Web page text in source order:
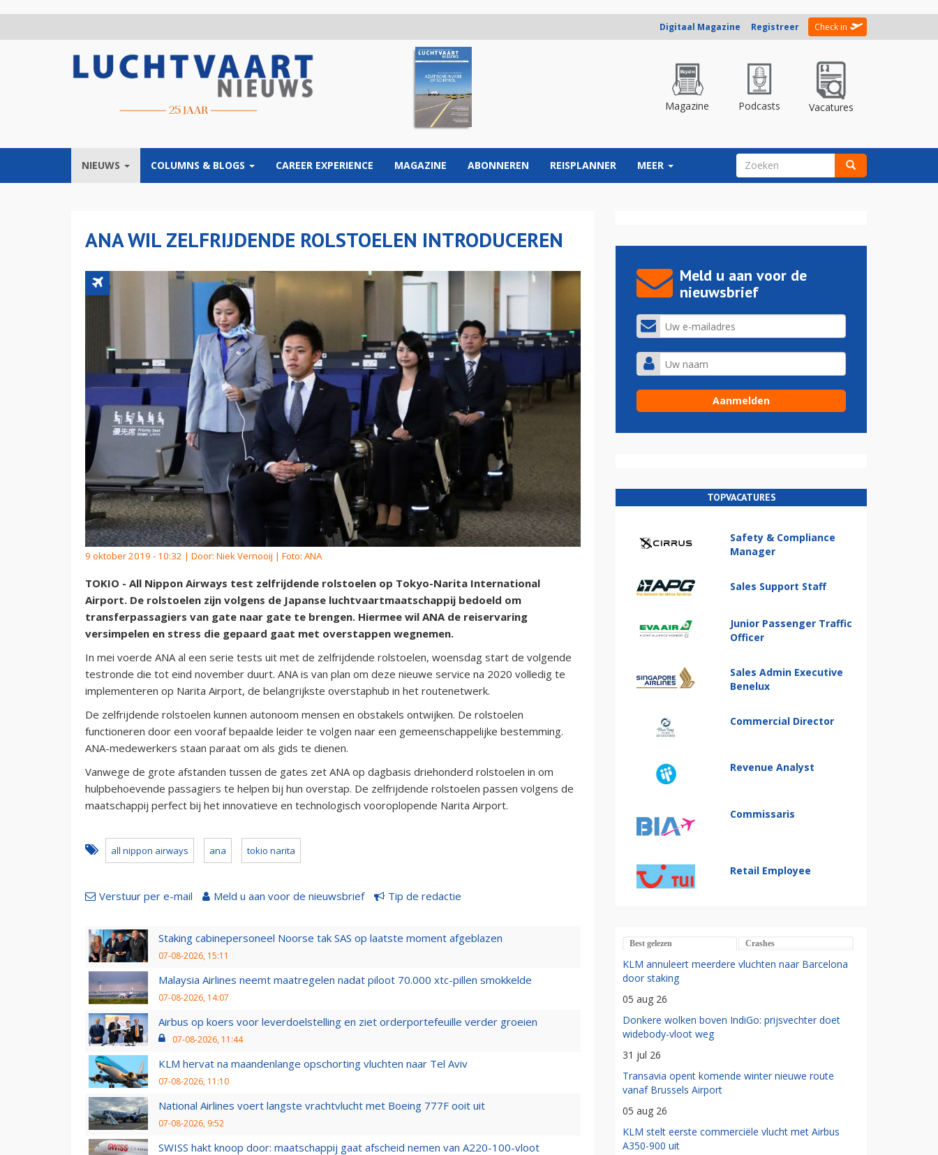
Digitaal Magazine Registreer Check in
Magazine Podcasts Vacatures
NIEUWS COLUMNS & BLOGS CAREER EXPERIENCE MAGAZINE ABONNEREN REISPLANNER MEER ZOEKVELD
ANA WIL ZELFRIJDENDE ROLSTOELEN INTRODUCEREN
9 oktober 2019 - 10:32 | Door: Niek Vernooij | Foto: ANA
TOKIO - All Nippon Airways test zelfrijdende rolstoelen op Tokyo-Narita International
Airport. De rolstoelen zijn volgens de Japanse luchtvaartmaatschappij bedoeld om
transferpassagiers van gate naar gate te brengen. Hiermee wil ANA de reiservaring
versimpelen en stress die gepaard gaat met overstappen wegnemen.
In mei voerde ANA al een serie tests uit met de zelfrijdende rolstoelen, woensdag start de volgende
testronde die tot eind november duurt. ANA is van plan om deze nieuwe service na 2020 volledig te
implementeren op Narita Airport, de belangrijkste overstaphub in het routenetwerk.
De zelfrijdende rolstoelen kunnen autonoom mensen en obstakels ontwijken. De rolstoelen
functioneren door een vooraf bepaalde leider te volgen naar een gemeenschappelijke bestemming.
ANA-medewerkers staan paraat om als gids te dienen.
Vanwege de grote afstanden tussen de gates zet ANA op dagbasis driehonderd rolstoelen in om
hulpbehoevende passagiers te helpen bij hun overstap. De zelfrijdende rolstoelen passen volgens de
maatschappij perfect bij het innovatieve en technologisch vooroplopende Narita Airport.
all nippon airways ana tokio narita
Verstuur per e-mail Meld u aan voor de nieuwsbrief Tip de redactie
Staking cabinepersoneel Noorse tak SAS op laatste moment afgeblazen
07-08-2026, 15:11
Malaysia Airlines neemt maatregelen nadat piloot 70.000 xtc-pillen smokkelde
07-08-2026, 14:07
Airbus op koers voor leverdoelstelling en ziet orderportefeuille verder groeien
07-08-2026, 11:44
KLM hervat na maandenlange opschorting vluchten naar Tel Aviv
07-08-2026, 11:10
National Airlines voert langste vrachtvlucht met Boeing 777F ooit uit
07-08-2026, 9:52
SWISS hakt knoop door: maatschappij gaat afscheid nemen van A220-100-vloot
Meld u aan voor de
nieuwsbrief
TOPVACATURES
Safety & Compliance
Manager
Sales Support Staff
Junior Passenger Traffic
Officer
Sales Admin Executive
Benelux
Commercial Director
Revenue Analyst
Commissaris
Retail Employee
Best gelezen Crashes
KLM annuleert meerdere vluchten naar Barcelona
door staking
05 aug 26
Donkere wolken boven IndiGo: prijsvechter doet
widebody-vloot weg
31 jul 26
Transavia opent komende winter nieuwe route
vanaf Brussels Airport
05 aug 26
KLM stelt eerste commerciële vlucht met Airbus
A350-900 uit